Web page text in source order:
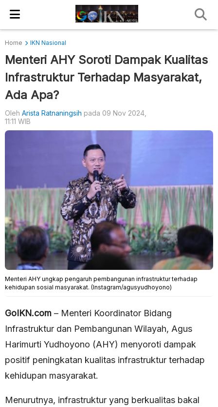
Home IKN Nasional
Menteri AHY Soroti Dampak Kualitas
Infrastruktur Terhadap Masyarakat,
Ada Apa?
Oleh Arista Ratnaningsih pada 09 Nov 2024,
11:11 WIB
Menteri AHY ungkap pengaruh pembangunan infrastruktur terhadap
kehidupan sosial masyarakat. (Instagram/agusyudhoyono)
GoIKN.com – Menteri Koordinator Bidang
Infrastruktur dan Pembangunan Wilayah, Agus
Harimurti Yudhoyono (AHY) menyoroti dampak
positif peningkatan kualitas infrastruktur terhadap
kehidupan masyarakat.
Menurutnya, infrastruktur yang berkualitas bakal